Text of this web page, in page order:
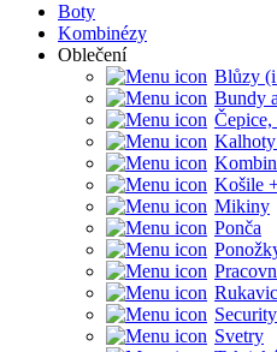
Boty
Kombinézy
Oblečení
Blůzy
Bundy
Košile
Mikiny
Ponča
Security
Svetry